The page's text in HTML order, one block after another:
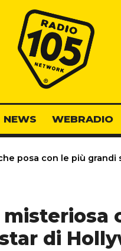
Radio 105
NEWS WEBRADIO
posa con le più grandi
di